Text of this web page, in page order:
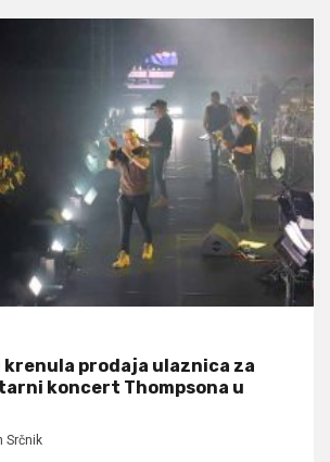
krenula prodaja ulaznica za
koncert Thompsona u
Srčnik